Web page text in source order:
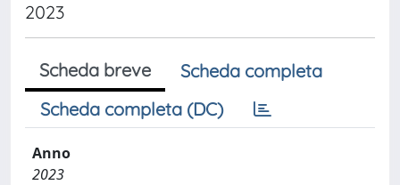
2023
Scheda breve
Scheda completa
Scheda completa (DC)
Anno
2023